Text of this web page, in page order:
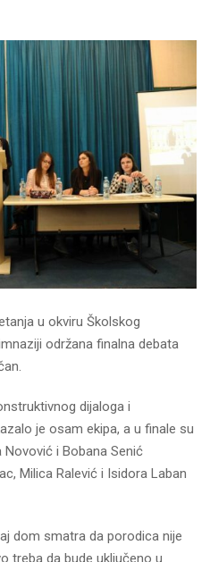
u okviru Školskog
održana finalna debata
dijaloga i
je osam ekipa, a u finale su
Novović i Bobana Senić
Milica Ralević i Isidora Laban
dom smatra da porodica nije
treba da bude uključeno u